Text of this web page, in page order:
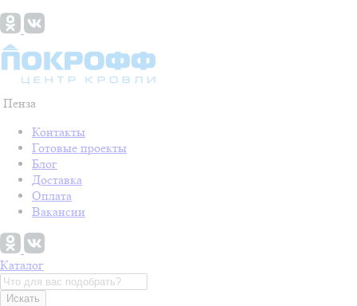
Пенза
Контакты
Готовые проекты
Блог
Доставка
Оплата
Вакансии
Каталог
Искать